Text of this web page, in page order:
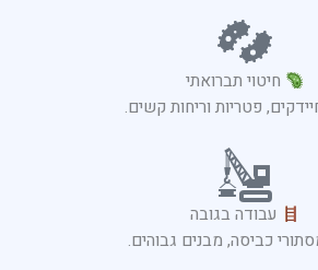
חיטוי תברואתי
פטריות וריחות קשים.
עבודה בגובה
כביסה, מבנים גבוהים.